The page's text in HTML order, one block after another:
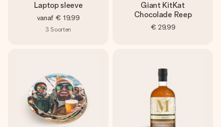
Laptop sleeve
vanaf € 19,99
3 Soorten
Giant KitKat
Chocolade Reep
€ 29,99